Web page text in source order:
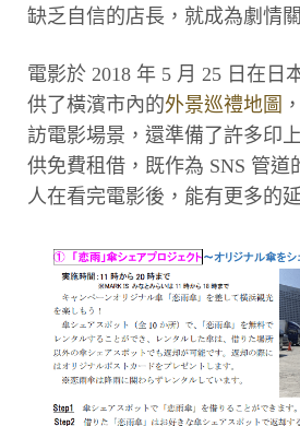
缺乏自信的店長，就成為劇情
電影於 2018 年 5 月 25 日在日
供了橫濱市內的外景巡禮地圖
訪電影場景，還準備了許多印
供免費租借，既作為 SNS 管道
人在看完電影後，能有更多的